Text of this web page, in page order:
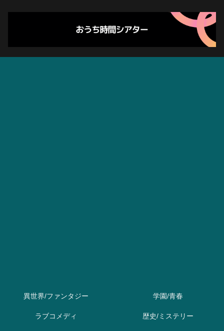
異世界/ファンタジー 学園/青春
ラブコメディ 歴史/ミステリー